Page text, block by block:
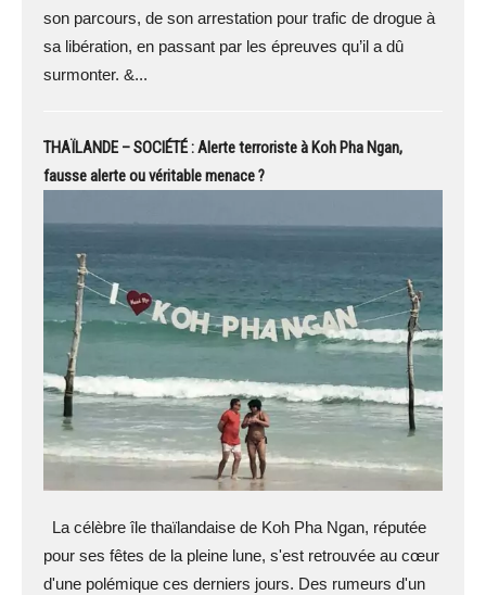
son parcours, de son arrestation pour trafic de drogue à
sa libération, en passant par les épreuves qu’il a dû
surmonter. &...
THAÏLANDE – SOCIÉTÉ : Alerte terroriste à Koh Pha Ngan,
fausse alerte ou véritable menace ?
La célèbre île thaïlandaise de Koh Pha Ngan, réputée
pour ses fêtes de la pleine lune, s'est retrouvée au cœur
d'une polémique ces derniers jours. Des rumeurs d'un